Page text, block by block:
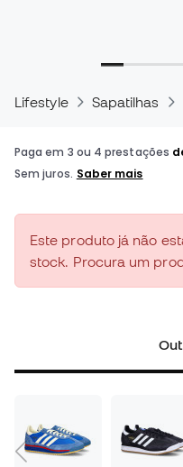
Lifestyle Sapatilhas
Este produto já não
stock. Procura um